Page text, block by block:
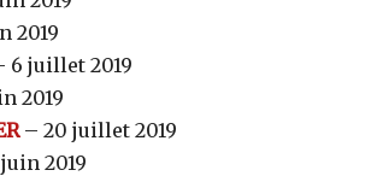
2019
6 juillet 2019
2019
– 20 juillet 2019
2019